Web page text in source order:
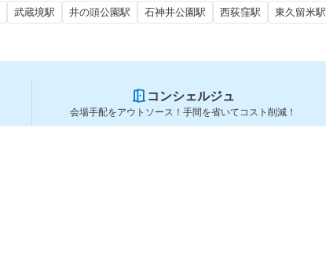
武蔵境駅 井の頭公園駅 石神井公園駅 西荻窪駅 東久留米駅
コンシェルジュ
会場手配をアウトソース！手間を省いてコスト削減！